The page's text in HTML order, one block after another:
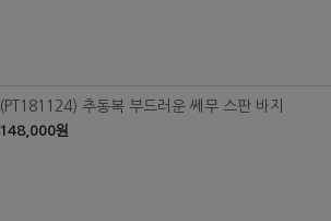
(PT181124) 추동복 부드러운 쎄무 스판 바지
148,000원